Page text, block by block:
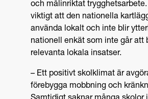
och målinriktat
viktigt att den nationella
använda lokalt och inte blir
nationell enkät som inte går att
relevanta lokala insatser.
– Ett positivt skolklimat är
förebygga mobbning och